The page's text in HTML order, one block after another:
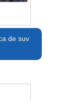
de suv